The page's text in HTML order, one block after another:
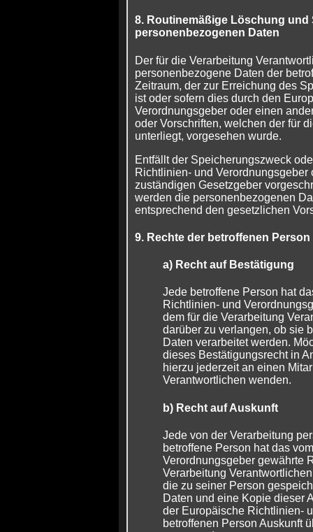
8. Routinemäßige Löschung und
personenbezogenen Daten
Der für die Verarbeitung
personenbezogene Daten der
Zeitraum, der zur Erreichung des
ist oder sofern dies durch den
Verordnungsgeber oder einen
oder Vorschriften, welchen der für
unterliegt, vorgesehen wurde.
Entfällt der Speicherungszweck
Richtlinien- und Verordnungsgeber
zuständigen Gesetzgeber
werden die personenbezogenen
entsprechend den gesetzlichen
9. Rechte der betroffenen Person
a) Recht auf Bestätigung
Jede betroffene Person hat
Richtlinien- und
dem für die Verarbeitung
darüber zu verlangen, ob sie
Daten verarbeitet werden.
dieses Bestätigungsrecht in
hierzu jederzeit an einen
Verantwortlichen wenden.
b) Recht auf Auskunft
Jede von der Verarbeitung
betroffene Person hat das
Verordnungsgeber gewährte
Verarbeitung
die zu seiner Person
Daten und eine Kopie dieser
der Europäische Richtlinien-
betroffenen Person Auskunft